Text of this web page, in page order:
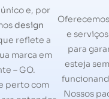
e, por
design
reflete a
marca em
– GO.
perto com
e
para
esteja
Nossos